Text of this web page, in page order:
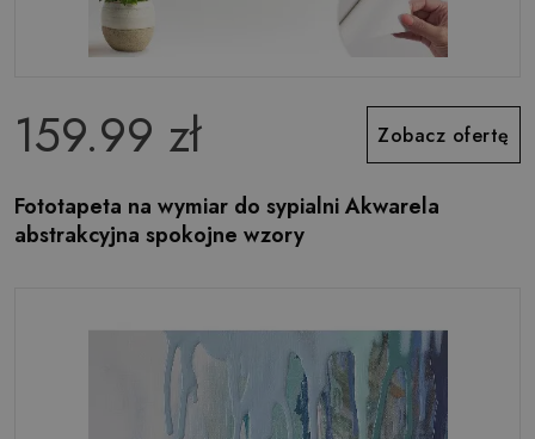
159.99 zł Zobacz ofertę
Fototapeta na wymiar do sypialni Akwarela
abstrakcyjna spokojne wzory